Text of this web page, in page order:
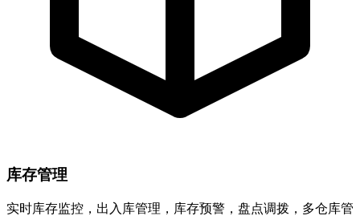
库存管理
实时库存监控，出入库管理，库存预警，盘点调拨，多仓库管